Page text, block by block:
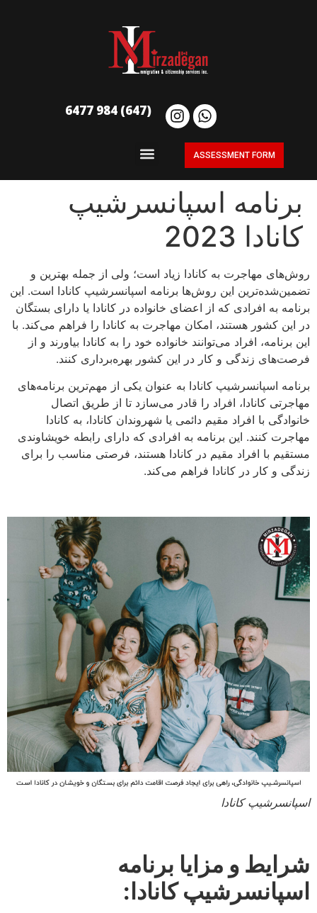
(647) 984 6477
ASSESSMENT FORM
برنامه اسپانسرشیپ
کانادا 2023
روش‌های مهاجرت به کانادا زیاد است؛ ولی از جمله بهترین و
تضمین‌شده‌ترین این روش‌ها برنامه اسپانسرشیپ کانادا است. این
برنامه به افرادی که از اعضای خانواده در کانادا یا دارای بستگان
در این کشور هستند، امکان مهاجرت به کانادا را فراهم می‌کند. با
این برنامه، افراد می‌توانند خانواده خود را به کانادا بیاورند و از
فرصت‌های زندگی و کار در این کشور بهره‌برداری کنند.
برنامه اسپانسرشیپ کانادا به عنوان یکی از مهم‌ترین برنامه‌های
مهاجرتی کانادا، افراد را قادر می‌سازد تا از طریق اتصال
خانوادگی با افراد مقیم دائمی یا شهروندان کانادا، به کانادا
مهاجرت کنند. این برنامه به افرادی که دارای رابطه خویشاوندی
مستقیم با افراد مقیم در کانادا هستند، فرصتی مناسب را برای
زندگی و کار در کانادا فراهم می‌کند.
اسپانسرشیپ کانادا
شرایط و مزایا برنامه
اسپانسرشیپ کانادا: